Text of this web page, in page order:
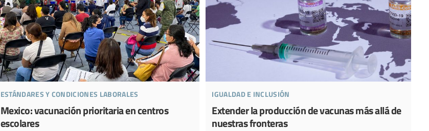
estándares y condiciones laborales
Mexico: vacunación prioritaria en centros
escolares
igualdad e inclusión
Extender la producción de vacunas más allá de
nuestras fronteras